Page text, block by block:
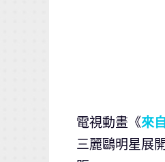
電視動畫《來
三麗鷗明星展